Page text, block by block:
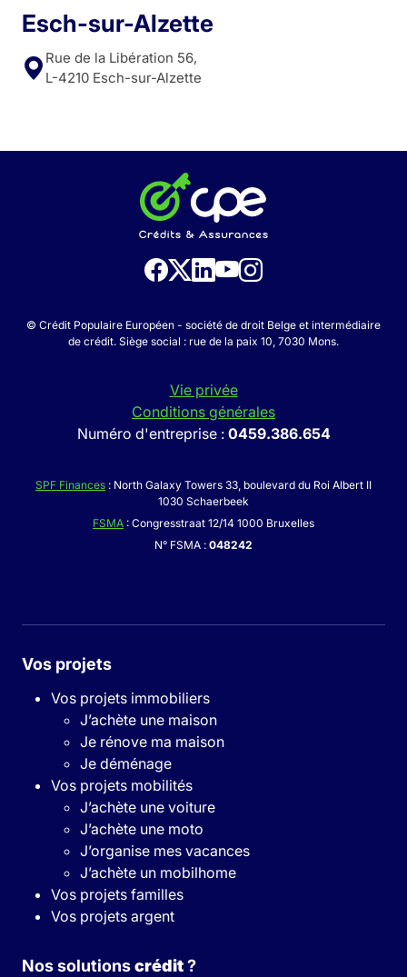
Esch-sur-Alzette
Rue de la Libération 56,
L-4210 Esch-sur-Alzette
© Crédit Populaire Européen - société de droit Belge et intermédiaire
de crédit. Siège social : rue de la paix 10, 7030 Mons.
Vie privée
Conditions générales
Numéro d'entreprise : 0459.386.654
SPF Finances : North Galaxy Towers 33, boulevard du Roi Albert II
1030 Schaerbeek
FSMA : Congresstraat 12/14 1000 Bruxelles
N° FSMA : 048242
Vos projets
Vos projets immobiliers
J’achète une maison
Je rénove ma maison
Je déménage
Vos projets mobilités
J’achète une voiture
J’achète une moto
J’organise mes vacances
J’achète un mobilhome
Vos projets familles
Vos projets argent
Nos solutionscrédit?